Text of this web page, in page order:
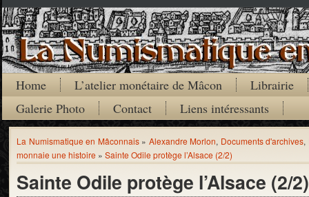
Home L’atelier monétaire de Mâcon
Librairie
Galerie Photo
Contact Liens intéressants
La Numismatique en Mâconnais» Alexandre Morlon, Documents d'archives,
monnaie une histoire » Sainte Odile protège l’Alsace (2/2)
Sainte Odile protège l’Alsace (2/2)